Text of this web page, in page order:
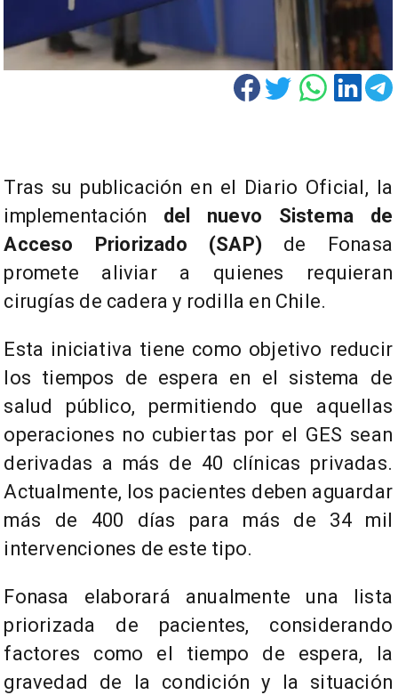
Tras su publicación en el Diario Oficial, la
implementación del nuevo Sistema de
Acceso Priorizado (SAP) de Fonasa
promete aliviar a quienes requieran
cirugías de cadera y rodilla en Chile.
Esta iniciativa tiene como objetivo reducir
los tiempos de espera en el sistema de
salud público, permitiendo que aquellas
operaciones no cubiertas por el GES sean
derivadas a más de 40 clínicas privadas.
Actualmente, los pacientes deben aguardar
más de 400 días para más de 34 mil
intervenciones de este tipo.
Fonasa elaborará anualmente una lista
priorizada de pacientes, considerando
factores como el tiempo de espera, la
gravedad de la condición y la situación